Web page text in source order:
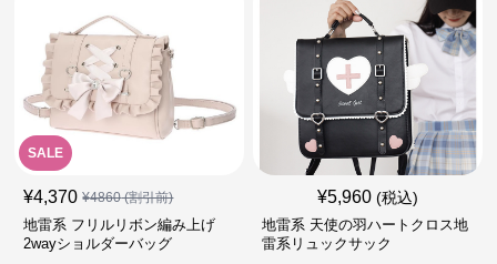
SALE
¥4,370 ¥4860(割引前)
地雷系 フリルリボン編み上げ
2wayショルダーバッグ
¥5,960 (税込)
地雷系 天使の羽ハートクロス地
雷系リュックサック